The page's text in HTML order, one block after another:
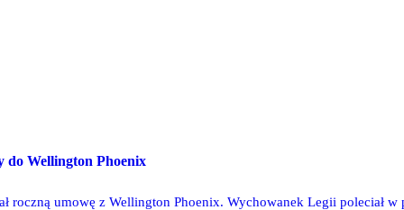
do Wellington Phoenix
roczną umowę z Wellington Phoenix. Wychowanek Legii poleciał